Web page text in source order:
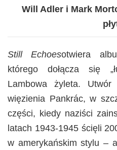
Will Adler i Mark
Still Echoesotwiera
którego dołącza się
Lambowa żyleta.
więzienia Pankrác, w
części, kiedy naziści
latach 1943-1945 ścięli
w amerykańskim stylu –